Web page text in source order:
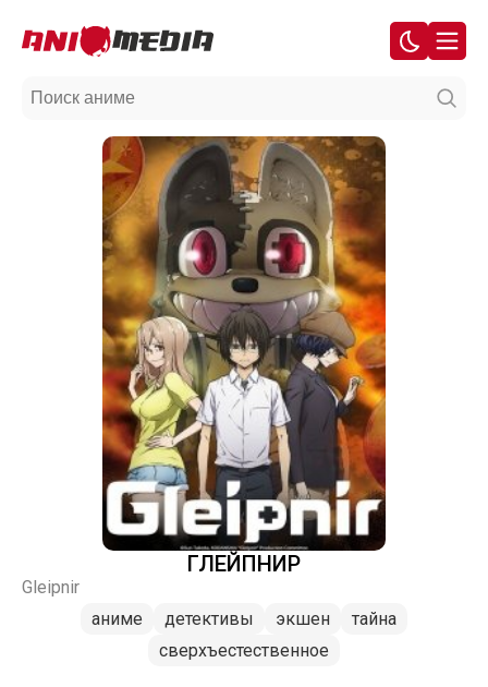
ГЛЕЙПНИР
Gleipnir
аниме
детективы экшен
тайна
сверхъестественное